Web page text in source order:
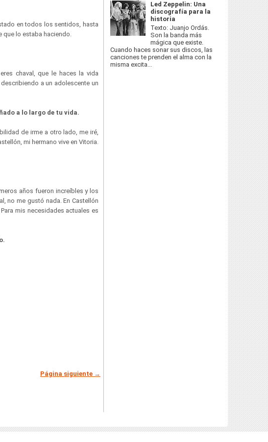
en todos los sentidos, hasta
que lo estaba haciendo.
chaval, que le haces la vida
a un adolescente un
a lo largo de tu vida.
de irme a otro lado, me iré,
mi hermano vive en Vitoria.
años fueron increíbles y los
no me gustó nada. En Castellón
mis necesidades actuales es
Página siguiente →
Led Zeppelin: Una
discografía para la
historia
Texto: Juanjo Ordás.
Son la banda más
mágica que existe.
Cuando haces sonar sus discos, las
canciones te prenden el alma con la
misma excita...